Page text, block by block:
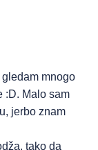
mnogo
:D. Malo sam
jerbo znam
tako da